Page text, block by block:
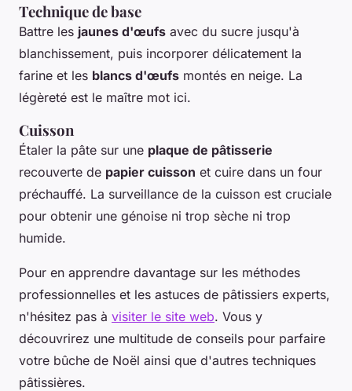
Technique de base
Battre les jaunes d'œufs avec du sucre jusqu'à
blanchissement, puis incorporer délicatement la
farine et les blancs d'œufs montés en neige. La
légèreté est le maître mot ici.
Cuisson
Étaler la pâte sur une plaque de pâtisserie
recouverte de papier cuisson et cuire dans un four
préchauffé. La surveillance de la cuisson est cruciale
pour obtenir une génoise ni trop sèche ni trop
humide.
Pour en apprendre davantage sur les méthodes
professionnelles et les astuces de pâtissiers experts,
n'hésitez pas à visiter le site web. Vous y
découvrirez une multitude de conseils pour parfaire
votre bûche de Noël ainsi que d'autres techniques
pâtissières.